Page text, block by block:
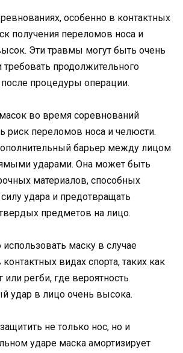
особенно в контактных
получения переломов носа и
Эти травмы могут быть очень
продолжительного
процедуры операции.
во время соревнований
риск переломов носа и челюсти.
барьер между лицом
ударами. Она может быть
материалов, способных
удара и предотвращать
предметов на лицо.
маску в случае
видах спорта, таких как
или регби, где вероятность
удар в лицо очень высока.
не только нос, но и
ударе маска амортизирует